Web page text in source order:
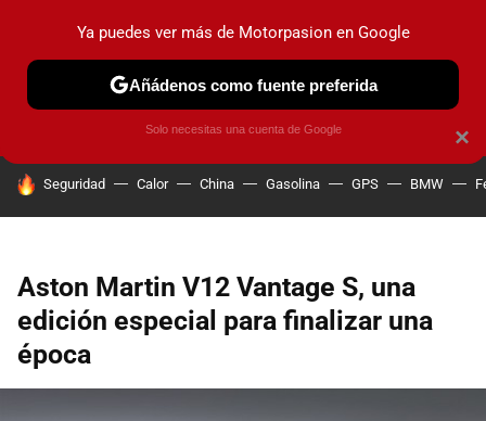
PRUEBAS COCHES ELÉCTRICOS OBSERVATORIO
HOY SE HABLA DE
Seguridad Calor China Gasolina GPS BMW
Aston Martin V12 Vantage S, una
edición especial para finalizar una
época
×
Ya puedes ver más de Motorpasion en Google
Añádenos como fuente preferida
Solo necesitas una cuenta de Google